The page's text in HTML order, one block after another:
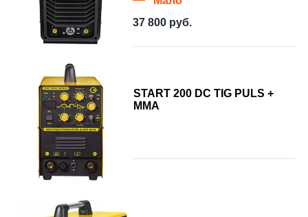
37 800 руб.
START 200 DC TIG PULS +
MMA